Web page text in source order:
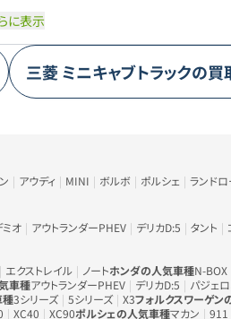
に表示
三菱 ミニキャブトラックの買
アウディ MINI ボルボ ポルシェ ランド
ミオ アウトランダーPHEV デリカD:5 タント
エクストレイル ノートホンダの人気車種N-BOX
車種アウトランダーPHEV デリカD:5 パジェ
種3シリーズ 5シリーズ X3フォルクスワーゲン
XC40 XC90ポルシェの人気車種マカン 911